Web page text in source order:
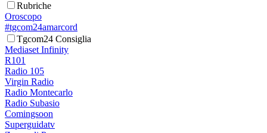
Rubriche
Oroscopo
#tgcom24amarcord
Tgcom24 Consiglia
Mediaset Infinity
R101
Radio 105
Virgin Radio
Radio Montecarlo
Radio Subasio
Comingsoon
Superguidatv